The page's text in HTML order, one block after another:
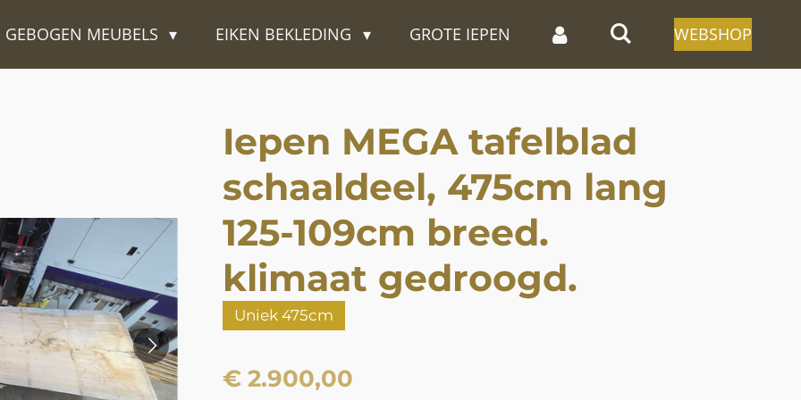
GEBOGEN MEUBELS EIKEN BEKLEDING GROTE IEPEN WEBSHOP
Iepen MEGA tafelblad
schaaldeel, 475cm lang
125-109cm breed.
klimaat gedroogd.
Uniek 475cm
€ 2.900,00